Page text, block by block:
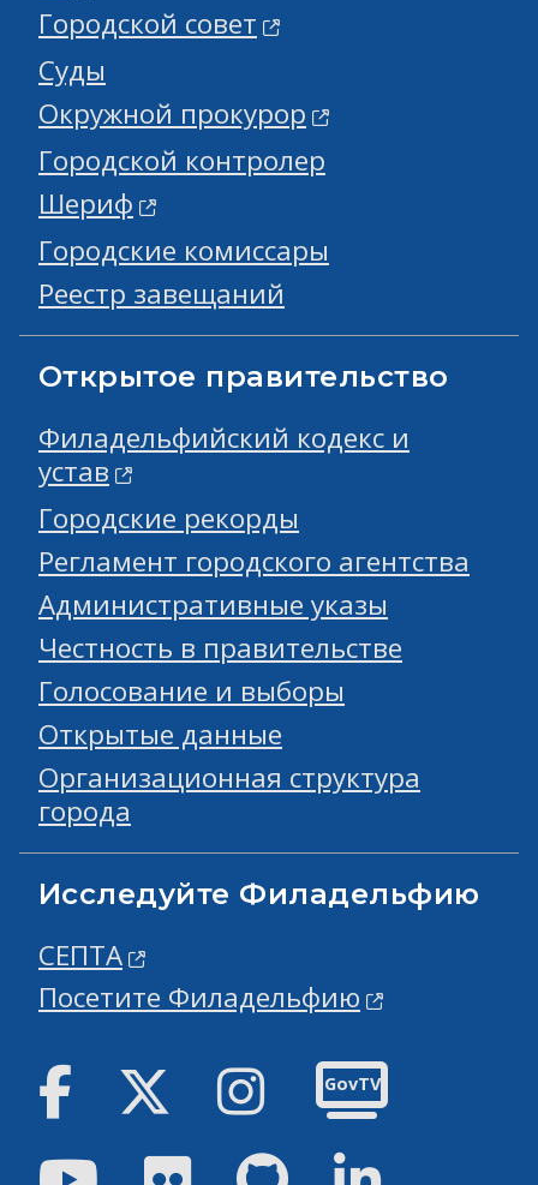
Городской совет
Суды
Окружной прокурор
Городской контролер
Шериф
Городские комиссары
Реестр завещаний
Открытое правительство
Филадельфийский кодекс и
устав
Городские рекорды
Регламент городского агентства
Административные указы
Честность в правительстве
Голосование и выборы
Открытые данные
Организационная структура
города
Исследуйте Филадельфию
СЕПТА
Посетите Филадельфию
Facebook Твиттер инстаграм
GovTV
YoutubeFlickr GitHub